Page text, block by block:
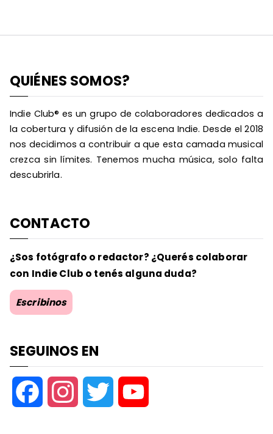
QUIÉNES SOMOS?
Indie Club® es un grupo de colaboradores dedicados a
la cobertura y difusión de la escena Indie. Desde el 2018
nos decidimos a contribuir a que esta camada musical
crezca sin límites. Tenemos mucha música, solo falta
descubrirla.
CONTACTO
¿Sos fotógrafo o redactor? ¿Querés colaborar
con Indie Club o tenés alguna duda?
Escribinos
SEGUINOS EN